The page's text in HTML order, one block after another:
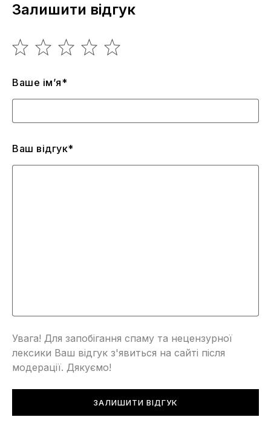
Залишити відгук
Ваше ім’я*
Ваш відгук*
Увага! Для запобігання спаму та нецензурної
лексики Ваш відгук з'явиться на сайті після
модерації. Дякуємо!
ЗАЛИШИТИ ВІДГУК